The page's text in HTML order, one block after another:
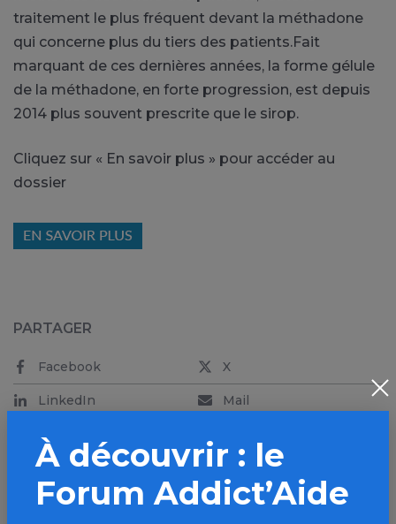
traitement le plus fréquent devant la méthadone
qui concerne plus du tiers des patients.Fait
marquant de ces dernières années, la forme gélule
de la méthadone, en forte progression, est depuis
2014 plus souvent prescrite que le sirop.
Cliquez sur « En savoir plus » pour accéder au
dossier
PARTAGER
Facebook X
LinkedIn Mail
À découvrir : le
Forum Addict’Aide